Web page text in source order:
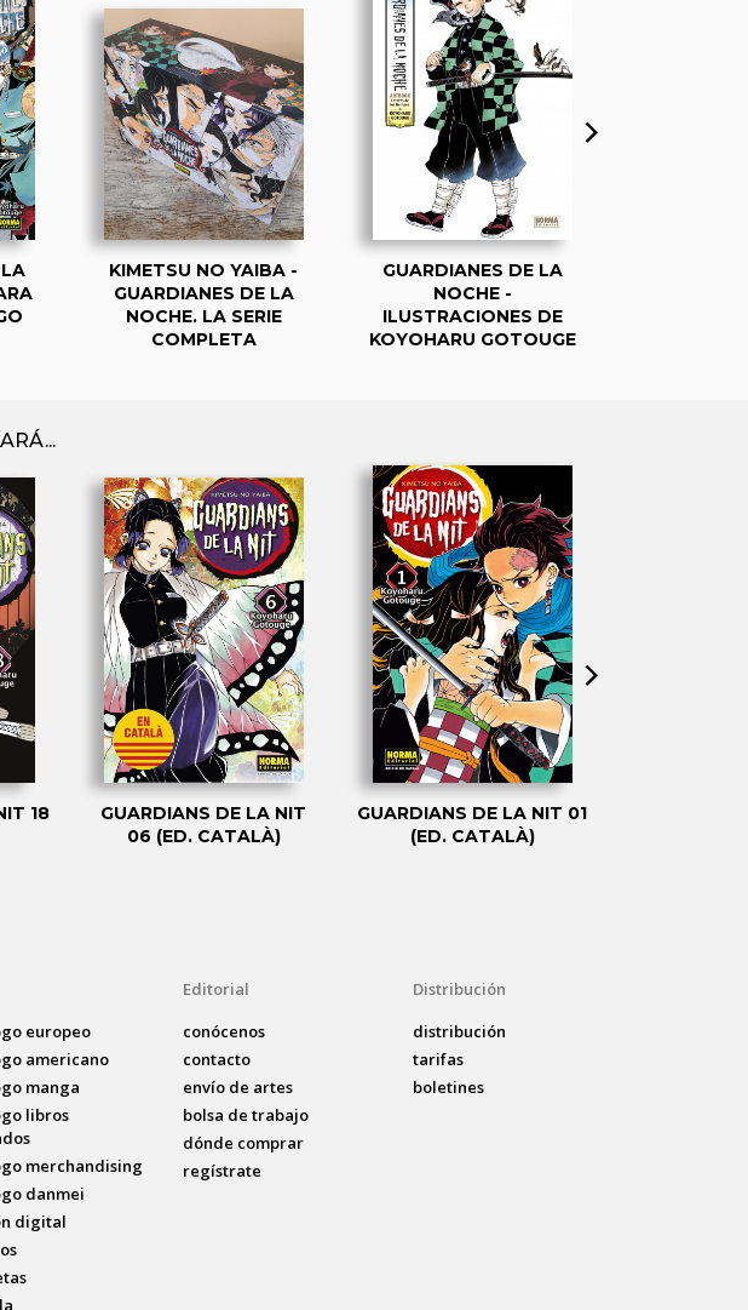
KIMETSU NO YAIBA -
GUARDIANES DE LA
NOCHE. LA SERIE
COMPLETA
GUARDIANES DE LA
NOCHE -
ILUSTRACIONES DE
KOYOHARU GOTOUGE
18
GUARDIANS DE LA NIT
06 (ED. CATALÀ)
GUARDIANS DE LA NIT 01
(ED. CATALÀ)
europeo
americano
manga
libros
merchandising
danmei
digital
Editorial
conócenos
contacto
envío de artes
bolsa de trabajo
dónde comprar
regístrate
Distribución
distribución
tarifas
boletines